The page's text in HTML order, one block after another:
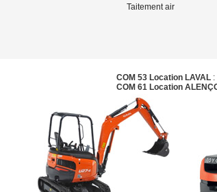
Taitement air
COM 53 Location LAVAL
COM 61 Location